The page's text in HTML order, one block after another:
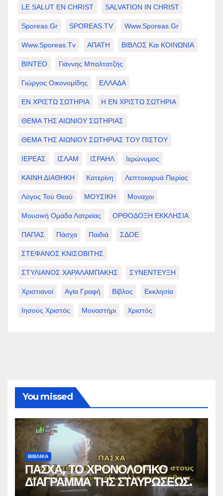
LE SALUT EN CHRIST SALVATION IN CHRIST
Sporeas.gr SPOREAS.TV Www.sporeas.gr
Www.sporeas.tv ΑΠΑΤΗ ΒΙΒΛΟΣ Και ΚΟΙΝΩΝΙΑ
ΒΙΝΤΕΟ Γιάννης Μπαλτατζής
Γιώργος Οικονομίδης ΕΛΛΑΔΑ
ΕΝ ΧΡΙΣΤΩ ΣΩΤΗΡΙΑ Η ΕΝ ΧΡΙΣΤΩ ΣΩΤΗΡΙΑ
ΘΕΜΑ ΤΗΣ ΑΙΩΝΙΟΥ ΣΩΤΗΡΙΑΣ
ΘΕΜΑ ΤΗΣ ΑΙΩΝΙΟΥ ΣΩΤΗΡΙΑΣ ΤΟΥ ΠΙΣΤΟΥ
ΙΕΡΕΑΣ ΙΣΛΑΜ ΙΣΡΑΗΛ Ιερώνυμος
ΚΑΙΝΗ ΔΙΑΘΗΚΗ Κατερίνη Λεπτοκαρυά Πιερίας
Λόγος Τού Θεού ΜΟΥΣΙΚΗ Μοναχοι
Μουσική Ομάδα Λατρείας ΟΡΘΟΔΟΞΗ ΕΚΚΛΗΣΙΑ
ΠΑΠΑΣ Πάσχα Παιδιά ΣΔΟΕ
ΣΤΕΦΑΝΟΣ ΚΝΙΣΟΒΙΤΗΣ
ΣΤΥΛΙΑΝΟΣ ΧΑΡΑΛΑΜΠΑΚΗΣ ΣΥΝΕΝΤΕΥΞΗ
Χριστιανοί Αγία Γραφή Βίβλος Εκκλησία
Ιησούς Χριστός Μοναστήρι Χριστός
You missed
ΒΙΒΛΙΚΑ
ΠΑΣΧΑ, ΤΟ ΧΡΟΝΟΛΟΓΙΚΟ
ΔΙΑΓΡΑΜΜΑ ΤΗΣ ΣΤΑΥΡΩΣΕΩΣ.